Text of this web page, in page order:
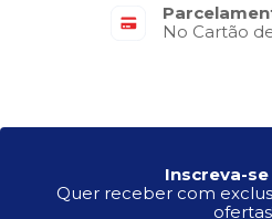
No Cartão
Inscreva-
Quer receber com